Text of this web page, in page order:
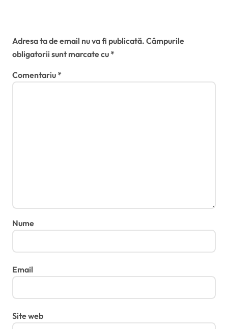
Adresa ta de email nu va fi publicată. Câmpurile
obligatorii sunt marcate cu*
Comentariu*
Nume
Email
Site web